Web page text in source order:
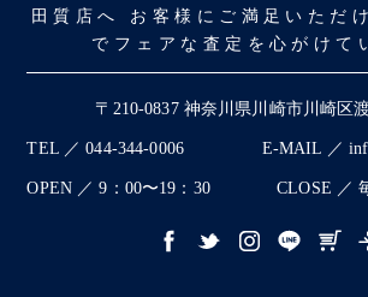
田質店へ お客様にご満足いただ
でフェアな査定を心がけて
〒210-0837 神奈川県川崎市川崎区
TEL ／ 044-344-0006 E-MAIL ／
OPEN ／ 9：00〜19：30 CLOSE ／